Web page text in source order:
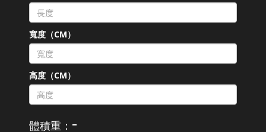
寬度（CM）
高度（CM）
體積重： -